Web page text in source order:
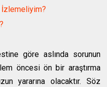
İzlemeliyim?
göre aslında sorunun
öncesi ön bir araştırma
yararına olacaktır. Söz